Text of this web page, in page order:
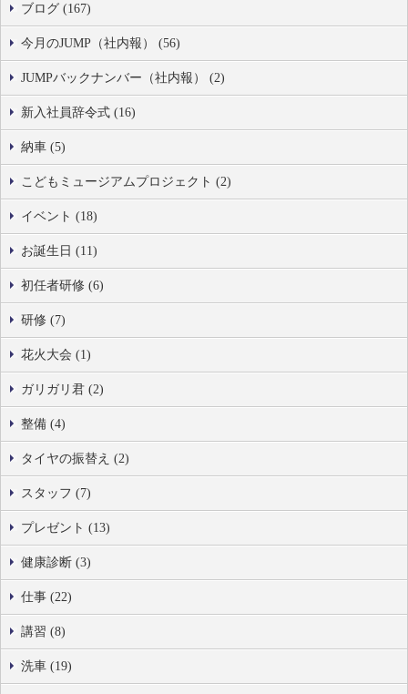
ブログ (167)
今月のJUMP（社内報） (56)
JUMPバックナンバー（社内報） (2)
新入社員辞令式 (16)
納車 (5)
こどもミュージアムプロジェクト (2)
イベント (18)
お誕生日 (11)
初任者研修 (6)
研修 (7)
花火大会 (1)
ガリガリ君 (2)
整備 (4)
タイヤの振替え (2)
スタッフ (7)
プレゼント (13)
健康診断 (3)
仕事 (22)
講習 (8)
洗車 (19)